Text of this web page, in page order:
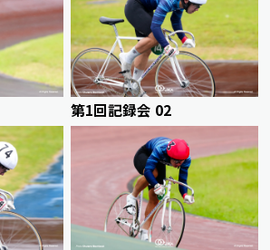
第1回記録会 02